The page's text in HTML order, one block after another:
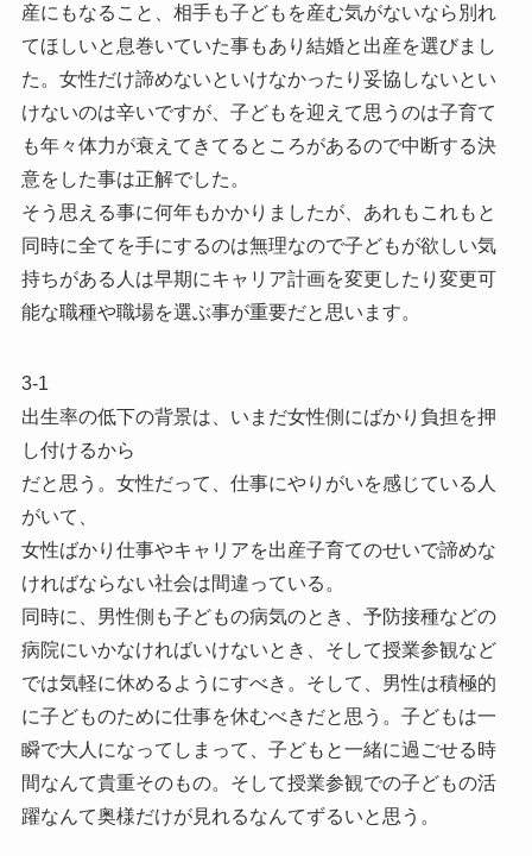
産にもなること、相手も子どもを産む気がないなら別れ
てほしいと息巻いていた事もあり結婚と出産を選びまし
た。女性だけ諦めないといけなかったり妥協しないとい
けないのは辛いですが、子どもを迎えて思うのは子育て
も年々体力が衰えてきてるところがあるので中断する決
意をした事は正解でした。
そう思える事に何年もかかりましたが、あれもこれもと
同時に全てを手にするのは無理なので子どもが欲しい気
持ちがある人は早期にキャリア計画を変更したり変更可
能な職種や職場を選ぶ事が重要だと思います。
3-1
出生率の低下の背景は、いまだ女性側にばかり負担を押
し付けるから
だと思う。女性だって、仕事にやりがいを感じている人
がいて、
女性ばかり仕事やキャリアを出産子育てのせいで諦めな
ければならない社会は間違っている。
同時に、男性側も子どもの病気のとき、予防接種などの
病院にいかなければいけないとき、そして授業参観など
では気軽に休めるようにすべき。そして、男性は積極的
に子どものために仕事を休むべきだと思う。子どもは一
瞬で大人になってしまって、子どもと一緒に過ごせる時
間なんて貴重そのもの。そして授業参観での子どもの活
躍なんて奥様だけが見れるなんてずるいと思う。